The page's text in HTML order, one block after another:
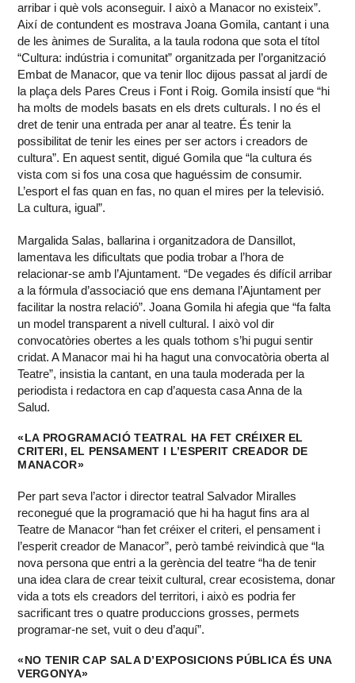
arribar i què vols aconseguir. I això a Manacor no existeix”.
Així de contundent es mostrava Joana Gomila, cantant i una
de les ànimes de Suralita, a la taula rodona que sota el títol
“Cultura: indústria i comunitat” organitzada per l’organització
Embat de Manacor, que va tenir lloc dijous passat al jardí de
la plaça dels Pares Creus i Font i Roig. Gomila insistí que “hi
ha molts de models basats en els drets culturals. I no és el
dret de tenir una entrada per anar al teatre. És tenir la
possibilitat de tenir les eines per ser actors i creadors de
cultura”. En aquest sentit, digué Gomila que “la cultura és
vista com si fos una cosa que haguéssim de consumir.
L’esport el fas quan en fas, no quan el mires per la televisió.
La cultura, igual”.
Margalida Salas, ballarina i organitzadora de Dansillot,
lamentava les dificultats que podia trobar a l’hora de
relacionar-se amb l’Ajuntament. “De vegades és difícil arribar
a la fórmula d’associació que ens demana l’Ajuntament per
facilitar la nostra relació”. Joana Gomila hi afegia que “fa falta
un model transparent a nivell cultural. I això vol dir
convocatòries obertes a les quals tothom s’hi pugui sentir
cridat. A Manacor mai hi ha hagut una convocatòria oberta al
Teatre”, insistia la cantant, en una taula moderada per la
periodista i redactora en cap d’aquesta casa Anna de la
Salud.
«LA PROGRAMACIÓ TEATRAL HA FET CRÉIXER EL
CRITERI, EL PENSAMENT I L’ESPERIT CREADOR DE
MANACOR»
Per part seva l’actor i director teatral Salvador Miralles
reconegué que la programació que hi ha hagut fins ara al
Teatre de Manacor “han fet créixer el criteri, el pensament i
l’esperit creador de Manacor”, però també reivindicà que “la
nova persona que entri a la gerència del teatre “ha de tenir
una idea clara de crear teixit cultural, crear ecosistema, donar
vida a tots els creadors del territori, i això es podria fer
sacrificant tres o quatre produccions grosses, permets
programar-ne set, vuit o deu d’aquí”.
«NO TENIR CAP SALA D’EXPOSICIONS PÚBLICA ÉS UNA
VERGONYA»